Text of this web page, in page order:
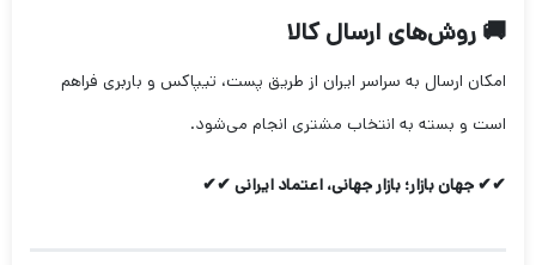
🚚 روش‌های ارسال کالا
امکان ارسال به سراسر ایران از طریق پست، تیپاکس و باربری فراهم
است و بسته به انتخاب مشتری انجام می‌شود.
✔✔ جهان بازار؛ بازار جهانی، اعتماد ایرانی ✔✔